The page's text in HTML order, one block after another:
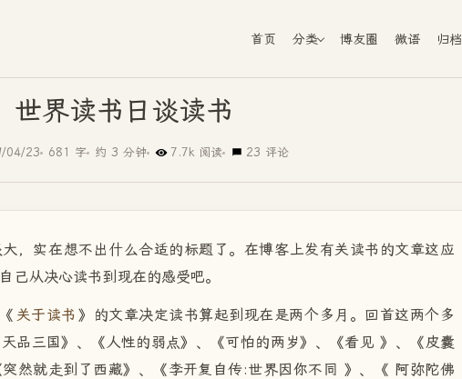
首页 分类 博友圈 微语 归档
世界读书日谈读书
04/23 681 字 约 3 分钟 7.7k 阅读 23 评论
，实在想不出什么合适的标题了。在博客上发有关读书的文章这应
己从决心读书到现在的感受吧。
关于读书 》的文章决定读书算起到现在是两个多月。回首这两个多
品三国》、《人性的弱点》、《可怕的两岁》、《看见 》、《皮囊
然就走到了西藏》、《李开复自传:世界因你不同 》、《 阿弥陀佛